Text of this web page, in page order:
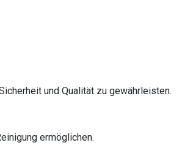
und Qualität zu gewährleisten.
ermöglichen.